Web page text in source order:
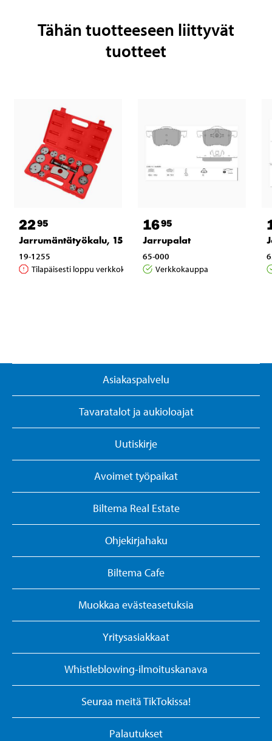
Tähän tuotteeseen liittyvät
tuotteet
2295
Jarrumäntätyökalu, 15 osaa
19-1255
Tilapäisesti loppu verkkokaupasta
1695
Jarrupalat
65-000
Verkkokauppa
Asiakaspalvelu
Tavaratalot ja aukioloajat
Uutiskirje
Avoimet työpaikat
Biltema Real Estate
Ohjekirjahaku
Biltema Cafe
Muokkaa evästeasetuksia
Yritysasiakkaat
Whistleblowing-ilmoituskanava
Seuraa meitä TikTokissa!
Palautukset